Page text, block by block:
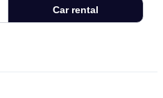
Car rental